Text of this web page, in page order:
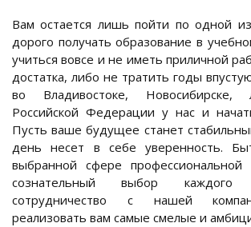
Вам остается лишь пойти по одной
дорого получать образование в
учиться вовсе и не иметь приличной
достатка, либо не тратить годы
во Владивостоке,
Российской Федерации у нас и
Пусть ваше будущее станет
день несет в себе уверенность.
выбранной сфере профессиональной
сознательный выбор
сотрудничество с нашей
реализовать вам самые смелые и